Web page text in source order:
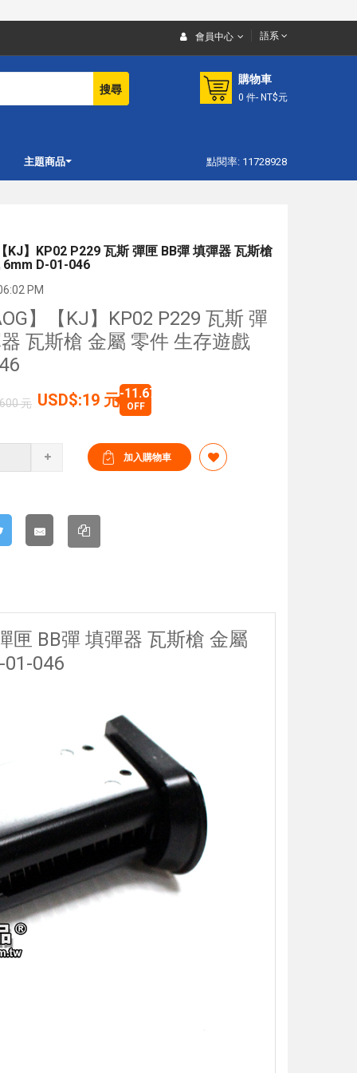
會員中心 語系
搜尋
購物車
0 件- NT$元
主題商品 點閱率: 11728928
KJ】KP02 P229 瓦斯 彈匣 BB彈 填彈器 瓦斯槍
6mm D-01-046
PM
】【KJ】KP02 P229 瓦斯 彈
瓦斯槍 金屬 零件 生存遊戲
元 USD$:19 元-11.67%
OFF
匣 BB彈 填彈器 瓦斯槍 金屬
046